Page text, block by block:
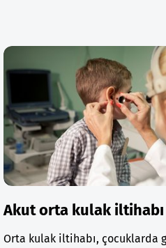
Akut orta kulak iltihabı
Orta kulak iltihabı, çocuklarda